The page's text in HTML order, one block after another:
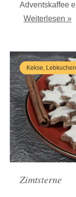
Adventskaffee
Weiterlesen »
Zimtsterne
Kekse,